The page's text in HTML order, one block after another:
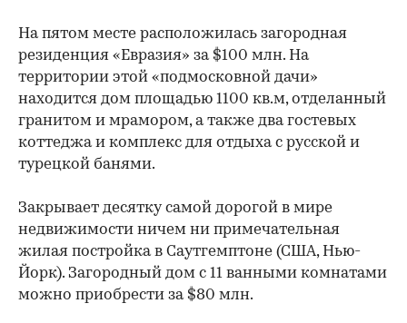
На пятом месте расположилась загородная
резиденция «Евразия» за $100 млн. На
территории этой «подмосковной дачи»
находится дом площадью 1100 кв.м, отделанный
гранитом и мрамором, а также два гостевых
коттеджа и комплекс для отдыха с русской и
турецкой банями.
Закрывает десятку самой дорогой в мире
недвижимости ничем ни примечательная
жилая постройка в Саутгемптоне (США, Нью-
Йорк). Загородный дом с 11 ванными комнатами
можно приобрести за $80 млн.